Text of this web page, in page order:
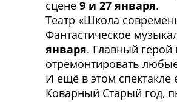
сцене 9 и 27 января.
Театр «Школа
Фантастическое
января. Главный
отремонтировать
И ещё в этом спектакле
Коварный Старый год,